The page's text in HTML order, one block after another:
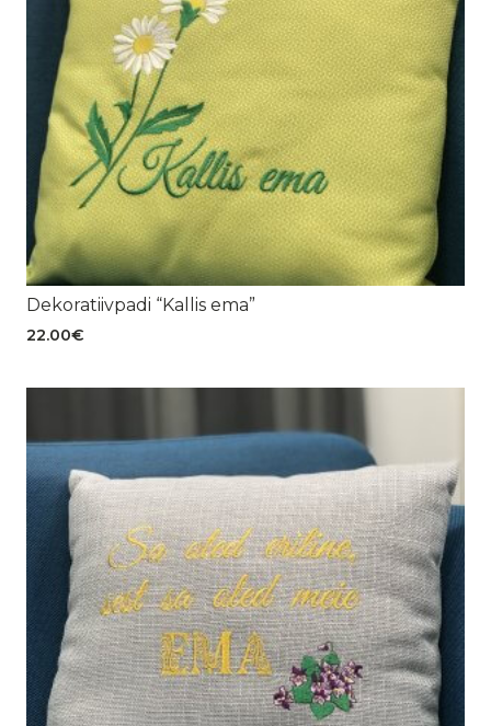
Dekoratiivpadi “Kallis ema”
22.00€